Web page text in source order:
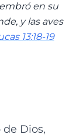
en su
y las aves
13:18-19
Dios,